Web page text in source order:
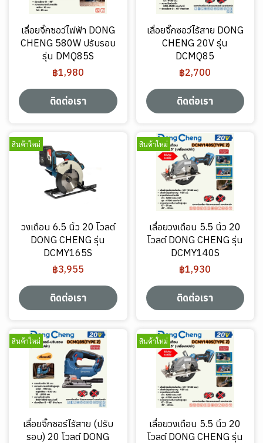
เลื่อยจิ๊กซอว์ไฟฟ้า DONG
CHENG 580W ปรับรอบ
รุ่น DMQ85S
฿1,980
ติดต่อเรา
เลื่อยจิ๊กซอว์ไร้สาย DONG
CHENG 20V รุ่น
DCMQ85
฿2,700
ติดต่อเรา
สินค้าใหม่
วงเดือน 6.5 นิ้ว 20 โวลต์
DONG CHENG รุ่น
DCMY165S
฿3,955
ติดต่อเรา
สินค้าใหม่
เลื่อยวงเดือน 5.5 นิ้ว 20
โวลต์ DONG CHENG รุ่น
DCMY140S
฿1,930
ติดต่อเรา
สินค้าใหม่
เลื่อยจิ๊กซอร์ไร้สาย (ปรับ
รอบ) 20 โวลต์ DONG
สินค้าใหม่
เลื่อยวงเดือน 5.5 นิ้ว 20
โวลต์ DONG CHENG รุ่น